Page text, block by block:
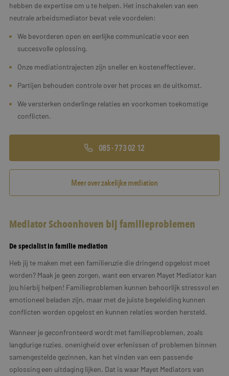
hebben de expertise om u te helpen. Het inschakelen van een
neutrale arbeidsmediator bevat vele voordelen:
We bevorderen open en eerlijke communicatie voor een
succesvolle oplossing.
Onze mediationtrajecten zijn sneller en kosteneffectiever.
Partijen behouden controle over het proces en de uitkomst.
We versterken onderlinge relaties en voorkomen toekomstige
conflicten.
085 - 773 02 12
Meer over zakelijke mediation
Mediator Schoonhoven bij familieproblemen
De specialist in familie mediation
Heb jij te maken met een familieruzie die dringend opgelost moet
worden? Maak je geen zorgen, want een ervaren Mayet Mediator kan
jou hierbij helpen! Familieproblemen kunnen behoorlijk stressvol en
emotioneel beladen zijn, maar met de juiste begeleiding kunnen
conflicten worden opgelost en kunnen relaties worden hersteld.
Wanneer je geconfronteerd wordt met familieproblemen, zoals
langdurige ruzies, onenigheid over erfenissen of problemen binnen
samengestelde gezinnen, kan het vinden van een passende
oplossing een uitdaging lijken. Dat is waar Mayet Mediators van